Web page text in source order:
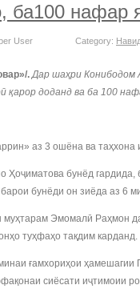
ба100 нафар
User Category:
. Дар шаҳри Конибодом
қарор доданд ва ба 100
аз 3 ошёна ва
Ҳоҷиматова бунёд
бунёди он зиёда аз 6
муҳтарам Эмомалӣ Раҳмон
туҳфаҳо тақдим карданд.
ғамхориҳои ҳамешагии
сиёсати иҷтимоии